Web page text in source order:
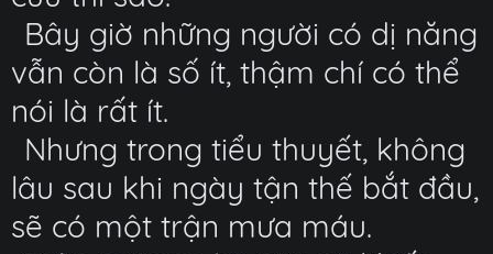
Bây giờ những người có dị năng
vẫn còn là số ít, thậm chí có thể
nói là rất ít.
Nhưng trong tiểu thuyết, không
lâu sau khi ngày tận thế bắt đầu,
sẽ có một trận mưa máu.